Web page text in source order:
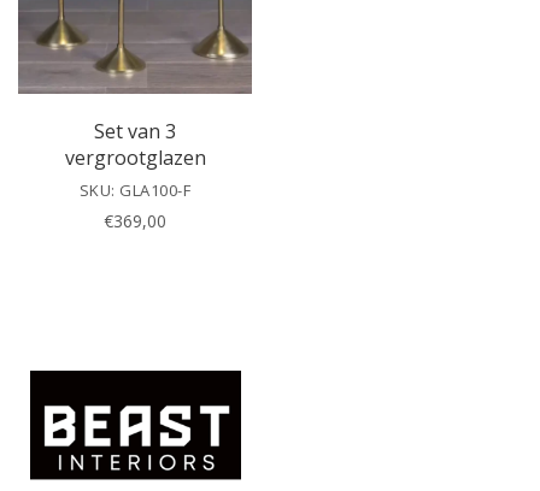
s
f
e
Set van 3
vergrootglazen
SKU: GLA100-F
€369,00